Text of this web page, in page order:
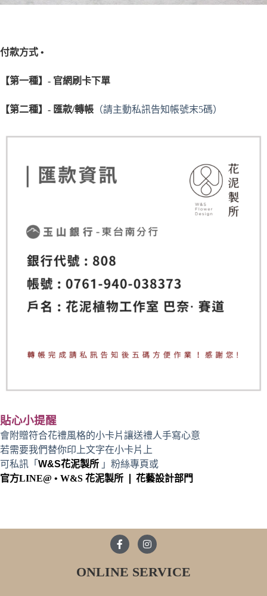
付款方式 •
【第一種】- 官網刷卡下單
【第二種】- 匯款/轉帳 （請主動私訊告知帳號末5碼）
貼心小提醒
會附贈符合花禮風格的小卡片讓送禮人手寫心意
若需要我們替你印上文字在小卡片上
可私訊「 W&S花泥製所 」粉絲專頁或
官方LINE@ • W&S 花泥製所 ❘ 花藝設計部門
ONLINE SERVICE